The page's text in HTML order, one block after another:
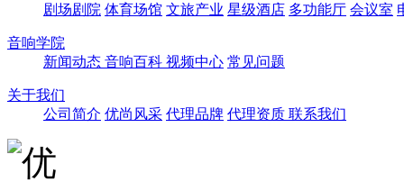
剧场剧院 体育场馆 文旅产业 星级酒店 多功能厅 会议室
音响学院
新闻动态 音响百科 视频中心 常见问题
关于我们
公司简介 优尚风采 代理品牌 代理资质 联系我们